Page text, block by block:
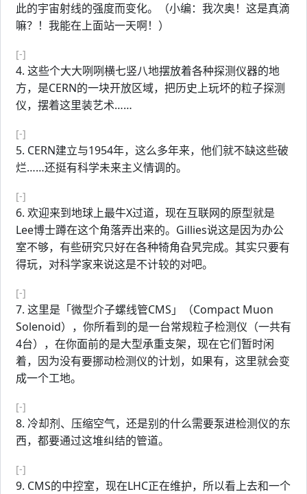
此的宇宙射线的强度而变化。（小编：我次奥！这是真滴
嘛？！我能在上面站一天啊！）
[-]
4. 这些个大大咧咧横七竖八地摆放着各种探测仪器的地
方，是CERN的一块开放区域，把历史上玩坏的粒子探测
仪，摆着这里装艺术……
[-]
5. CERN建立与1954年，这么多年来，他们就不缺这些破
烂……还挺有科学未来主义情调的。
[-]
6. 欢迎来到地球上最牛X过道，现在互联网的原型就是
Lee博士蹲在这个角落弄出来的。Gillies说这是因为办公
室不够，有些研究只好在各种犄角旮旯完成。其实只要有
得玩，对科学家来说这是不计较的对吧。
[-]
7. 这里是「微型介子螺线管CMS」（Compact Muon
Solenoid），你所看到的是一台常规粒子检测仪（一共有
4台），在你面前的是大型承重支架，现在它们暂时闲
着，因为没有要挪动检测仪的计划，如果有，这里就会变
成一个工地。
[-]
8. 冷却剂、压缩空气，还是别的什么需要泵进检测仪的东
西，都要通过这堆纠结的管道。
[-]
9. CMS的中控室，现在LHC正在维护，所以看上去和一个